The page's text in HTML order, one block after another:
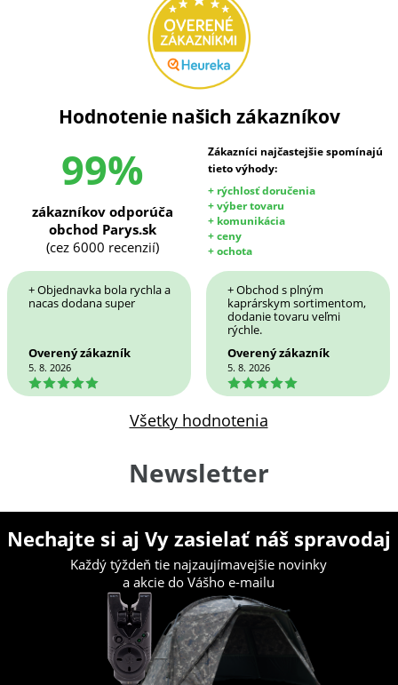
Hodnotenie našich zákazníkov
99%
Zákazníci najčastejšie spomínajú
tieto výhody:
+ rýchlosť doručenia
+ výber tovaru
+ komunikácia
+ ceny
+ ochota
zákazníkov odporúča
obchod Parys.sk
(cez 6000 recenzií)
+ Objednavka bola rychla a
nacas dodana super
Overený zákazník
5. 8. 2026
5
+ Obchod s plným
kaprárskym sortimentom,
dodanie tovaru veľmi
rýchle.
Overený zákazník
5. 8. 2026
5
Všetky hodnotenia
Newsletter
Nechajte si aj Vy zasielať náš spravodaj
Každý týždeň tie najzaujímavejšie novinky
a akcie do Vášho e-mailu